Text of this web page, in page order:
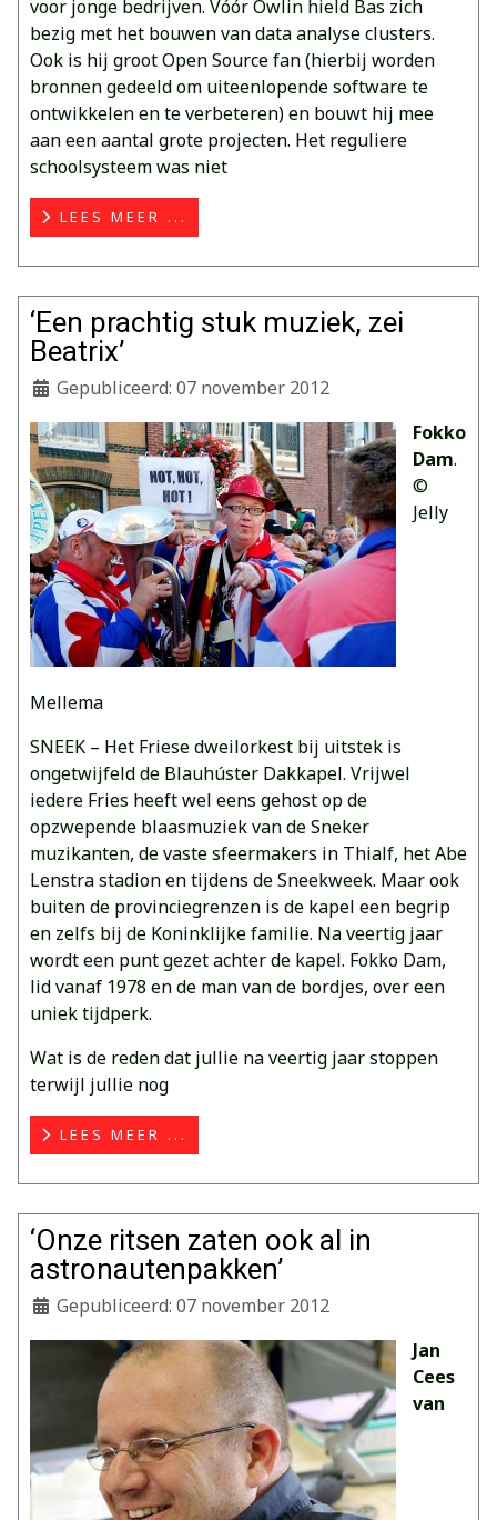
voor jonge bedrijven. Vóór Owlin hield Bas zich
bezig met het bouwen van data analyse clusters.
Ook is hij groot Open Source fan (hierbij worden
bronnen gedeeld om uiteenlopende software te
ontwikkelen en te verbeteren) en bouwt hij mee
aan een aantal grote projecten. Het reguliere
schoolsysteem was niet
LEES MEER ...
‘Een prachtig stuk muziek, zei
Beatrix’
Gepubliceerd: 07 november 2012
Fokko
Dam.
©
Jelly
Mellema
SNEEK – Het Friese dweilorkest bij uitstek is
ongetwijfeld de Blauhúster Dakkapel. Vrijwel
iedere Fries heeft wel eens gehost op de
opzwepende blaasmuziek van de Sneker
muzikanten, de vaste sfeermakers in Thialf, het Abe
Lenstra stadion en tijdens de Sneekweek. Maar ook
buiten de provinciegrenzen is de kapel een begrip
en zelfs bij de Koninklijke familie. Na veertig jaar
wordt een punt gezet achter de kapel. Fokko Dam,
lid vanaf 1978 en de man van de bordjes, over een
uniek tijdperk.
Wat is de reden dat jullie na veertig jaar stoppen
terwijl jullie nog
LEES MEER ...
‘Onze ritsen zaten ook al in
astronautenpakken’
Gepubliceerd: 07 november 2012
Jan
Cees
van